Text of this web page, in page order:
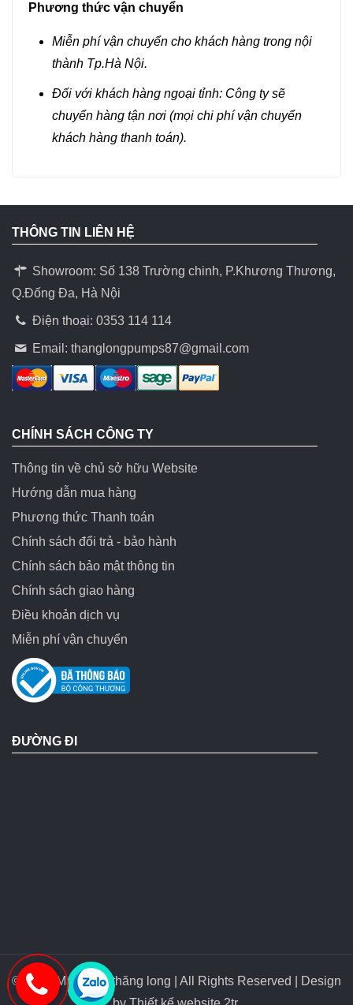
Phương thức vận chuyển
Miễn phí vận chuyển cho khách hàng trong nội
thành Tp.Hà Nội.
Đối với khách hàng ngoại tỉnh: Công ty sẽ
chuyển hàng tận nơi (mọi chi phí vận chuyển
khách hàng thanh toán).
THÔNG TIN LIÊN HỆ
Showroom: Số 138 Trường chinh, P.Khương Thương,
Q.Đống Đa, Hà Nội
Điện thoại: 0353 114 114
Email:thanglongpumps87@gmail.com
CHÍNH SÁCH CÔNG TY
Thông tin về chủ sở hữu Website
Hướng dẫn mua hàng
Phương thức Thanh toán
Chính sách đổi trả - bảo hành
Chính sách bảo mật thông tin
Chính sách giao hàng
Điều khoản dịch vụ
Miễn phí vận chuyển
ĐƯỜNG ĐI
© 2018 Máy bơm thăng long | All Rights Reserved | Design